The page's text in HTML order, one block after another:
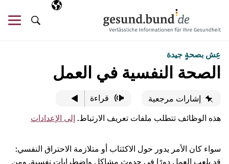
اللغة المختارة
AR
البحث
عِش بصحةٍ جيدة
الصحة النفسية في العمل
إشارات مرجعية قراءة
هذه الوظائف تتطلب ملفات تعريف الارتباط. إلى الإعدادات
سواء كان الأمر يدور حول الاكئتاب أو متلازمة الاحتراق النفسي:
قد يلعب العمل دورًا في حدوث مشاكل واضطرابات نفسية. ومن